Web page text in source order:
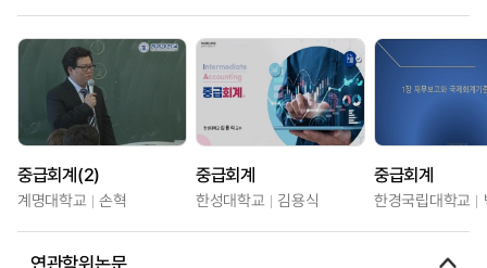
중급회계(2)
계명대학교 손혁
중급회계
한성대학교 김용식
중급회계
한경국립대학교
연관학위논문